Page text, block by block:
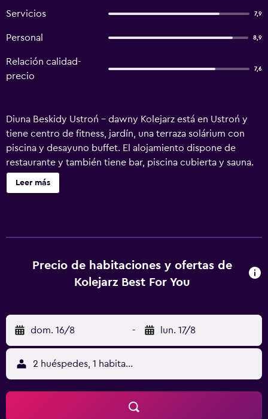
Servicios 7,9
Personal 8,9
Relación calidad-
precio
7,6
Diuna Beskidy Ustroń - dawny Kolejarz está en Ustroń y
tiene centro de fitness, jardín, una terraza solárium con
piscina y desayuno buffet. El alojamiento dispone de
restaurante y también tiene bar, piscina cubierta y sauna.
Hay parking privado gratis y resort también dispone de
alquiler de equipamiento de esquí para descubrir los
de wifi gratis. Algunas de las habitaciones también
incluyen vistas a la montaña. En el resort, las habitaciones
jugar al billar y al ping-pong en el alojamiento, y la zona es
ideal para practicar esquí y ciclismo. Parque temático
TwinPigs está a 46 km del alojamiento.
Leer más
Precio de habitaciones y ofertas de
Kolejarz Best For You
dom. 16/8 - lun. 17/8
2 huéspedes, 1 habitación